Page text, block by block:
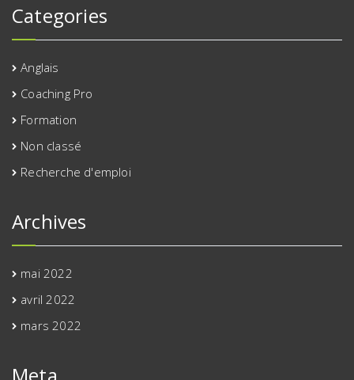
Categories
Anglais
Coaching Pro
Formation
Non classé
Recherche d'emploi
Archives
mai 2022
avril 2022
mars 2022
Meta